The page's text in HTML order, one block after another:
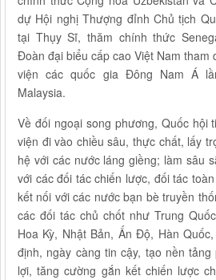
dự Hội nghị Thượng đỉnh Chủ tịch
tại Thụy Sĩ, thăm chính thức
Đoàn đại biểu cấp cao Việt Nam
viện các quốc gia Đông Nam Á
Malaysia.
Về đối ngoại song phương, Quốc hội
viện đi vào chiều sâu, thực chất, lấy
hệ với các nước láng giềng; làm sâu
với các đối tác chiến lược, đối tác
kết nối với các nước bạn bè truyền
các đối tác chủ chốt như Trung
Hoa Kỳ, Nhật Bản, Ấn Độ, Hàn
định, ngày càng tin cậy, tạo nền
lợi, tăng cường gắn kết chiến lược